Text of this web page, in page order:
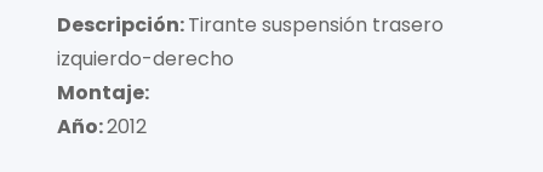
Descripción:Tirante suspensión trasero
izquierdo-derecho
Montaje:
Año:2012